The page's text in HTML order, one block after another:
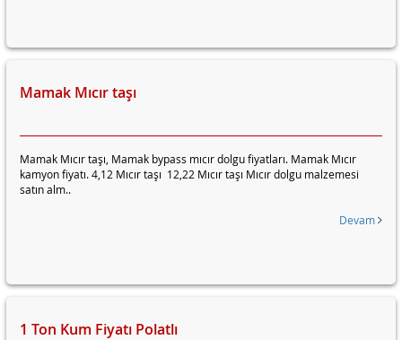
Mamak Mıcır taşı
Mamak Mıcır taşı, Mamak bypass mıcır dolgu fiyatları. Mamak Mıcır
kamyon fiyatı. 4,12 Mıcır taşı 12,22 Mıcır taşı Mıcır dolgu malzemesi
satın alm..
Devam
1 Ton Kum Fiyatı Polatlı